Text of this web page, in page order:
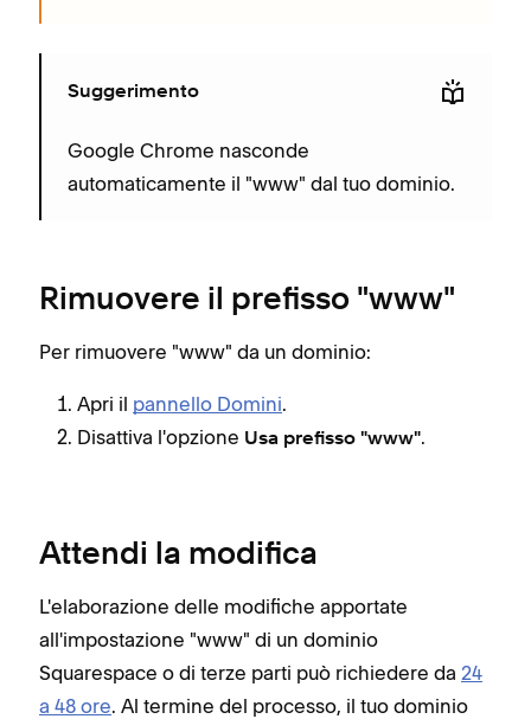
Suggerimento
Google Chrome nasconde
automaticamente il "www" dal tuo dominio.
Rimuovere il prefisso "www"
Per rimuovere "www" da un dominio:
Apri il pannello Domini.
Disattiva l'opzione Usa prefisso "www".
Attendi la modifica
L'elaborazione delle modifiche apportate
all'impostazione "www" di un dominio
Squarespace o di terze parti può richiedere da 24
a 48 ore. Al termine del processo, il tuo dominio